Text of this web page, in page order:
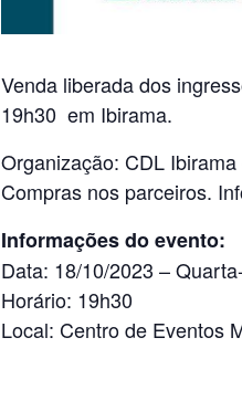
Venda liberada dos
19h30 em Ibirama.
Organização: CDL
Compras nos parceiros.
Informações do evento:
Data: 18/10/2023 –
Horário: 19h30
Local: Centro de Eventos